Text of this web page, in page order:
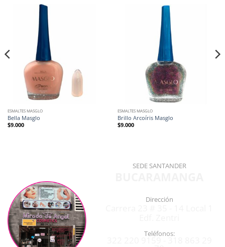
ESMALTES MASGLO
Bella Masglo
$9.000
ESMALTES MASGLO
Brillo Arcoíris Masglo
$9.000
SEDE SANTANDER
Dirección
Teléfonos: